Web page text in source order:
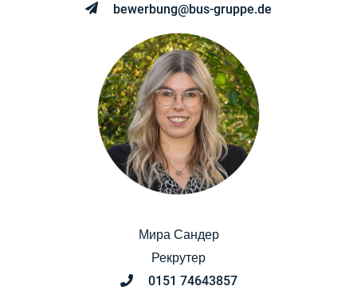
bewerbung@bus-gruppe.de
Мира Сандер
Рекрутер
0151 74643857